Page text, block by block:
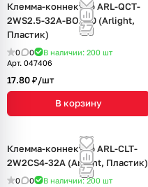
Клемма-коннектор ARL-QCT-
2WS2.5-32A-BOX20 (Arlight,
Пластик)
0 0 В наличии: 200 шт
Арт. 047406
17.80 ₽/шт
В корзину
Клемма-коннектор ARL-CLT-
2W2CS4-32A (Arlight, Пластик)
0 0 В наличии: 200 шт